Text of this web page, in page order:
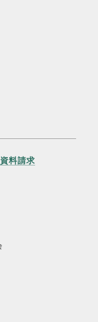
資料請求